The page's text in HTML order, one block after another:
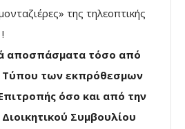
της τηλεοπτικής
αποσπάσματα τόσο από
Τύπου των εκπρόθεσμων
όσο και από την
Συμβουλίου